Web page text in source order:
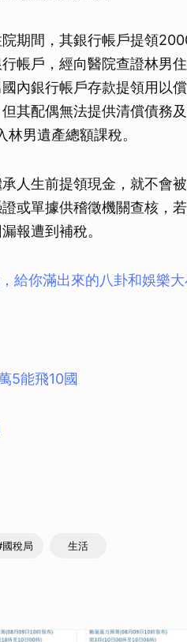
期間，其銀行帳戶提領
帳戶，經向醫院查證林男
內銀行帳戶存款提領用以
其配偶無法提供清償債務
男遺產總額課稅。
人生前提領現金，就不會
或單據供稽徵機關查核，
報遭到補稅。
給你滿出來的八卦和娛樂
5能飛10國
稅局 生活